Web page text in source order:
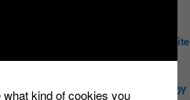
Les indiscrétions de la petite
LES INTRIGUES DE MILADY
kind of cookies you